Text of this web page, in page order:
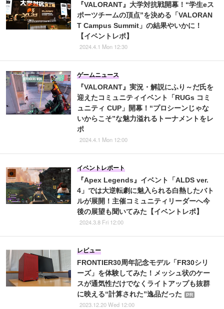
『VALORANT』大学対抗戦開幕！“学生eス
ポーツチームの頂点”を決める「VALORAN
T Campus Summit」の結果やいかに！
【イベントレポ】
2024.4.1 Mon 12:30
『VALORANT』実況・解説にふり～だ氏を
迎えたコミュニティイベント「RUGs コミ
ュニティ CUP」開幕！“プロシーンじゃな
いからこそ”な魅力溢れるトーナメントをレ
ポ
ゲームニュース
2024.4.1 Mon 12:00
『Apex Legends』イベント「ALDS ver.
4」では大逆転劇に魅入られる白熱したバト
ルが展開！主催コミュニティリーダーへ今
後の展望も聞いてみた【イベントレポ】
イベントレポート
2024.3.8 Fri 12:00
FRONTIER30周年記念モデル「FR30シリ
ーズ」を体験してみた！メッシュ状のケー
スが通気性だけでなくライトアップも抜群
に映える“計算された”逸品だった
PR
レビュー
2023.12.20 Wed 12:00